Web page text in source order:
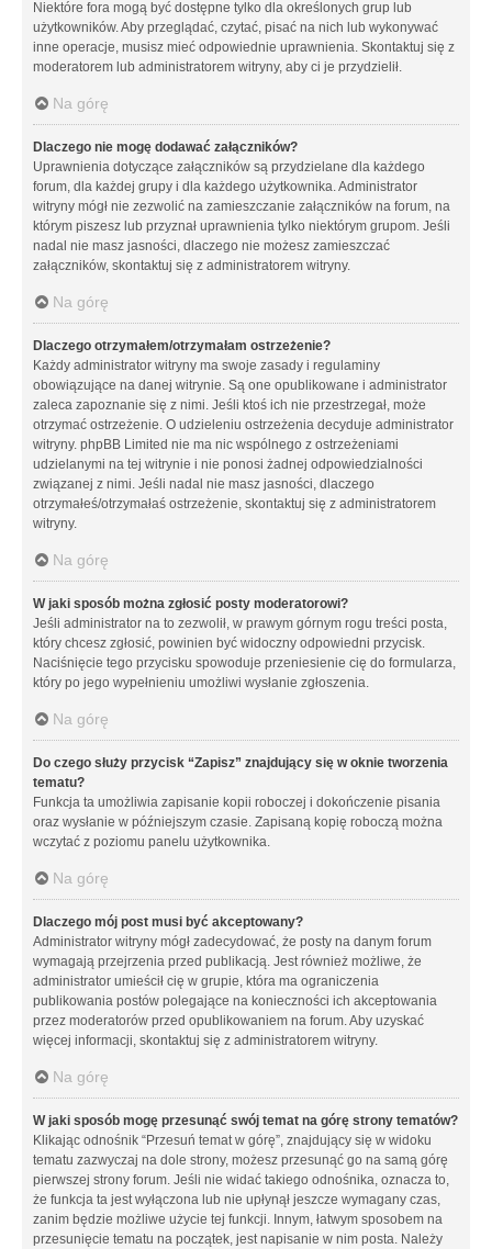
Niektóre fora mogą być dostępne tylko dla określonych grup lub
użytkowników. Aby przeglądać, czytać, pisać na nich lub wykonywać
inne operacje, musisz mieć odpowiednie uprawnienia. Skontaktuj się z
moderatorem lub administratorem witryny, aby ci je przydzielił.
Na górę
Dlaczego nie mogę dodawać załączników?
Uprawnienia dotyczące załączników są przydzielane dla każdego
forum, dla każdej grupy i dla każdego użytkownika. Administrator
witryny mógł nie zezwolić na zamieszczanie załączników na forum, na
którym piszesz lub przyznał uprawnienia tylko niektórym grupom. Jeśli
nadal nie masz jasności, dlaczego nie możesz zamieszczać
załączników, skontaktuj się z administratorem witryny.
Na górę
Dlaczego otrzymałem/otrzymałam ostrzeżenie?
Każdy administrator witryny ma swoje zasady i regulaminy
obowiązujące na danej witrynie. Są one opublikowane i administrator
zaleca zapoznanie się z nimi. Jeśli ktoś ich nie przestrzegał, może
otrzymać ostrzeżenie. O udzieleniu ostrzeżenia decyduje administrator
witryny. phpBB Limited nie ma nic wspólnego z ostrzeżeniami
udzielanymi na tej witrynie i nie ponosi żadnej odpowiedzialności
związanej z nimi. Jeśli nadal nie masz jasności, dlaczego
otrzymałeś/otrzymałaś ostrzeżenie, skontaktuj się z administratorem
witryny.
Na górę
W jaki sposób można zgłosić posty moderatorowi?
Jeśli administrator na to zezwolił, w prawym górnym rogu treści posta,
który chcesz zgłosić, powinien być widoczny odpowiedni przycisk.
Naciśnięcie tego przycisku spowoduje przeniesienie cię do formularza,
który po jego wypełnieniu umożliwi wysłanie zgłoszenia.
Na górę
Do czego służy przycisk “Zapisz” znajdujący się w oknie tworzenia
tematu?
Funkcja ta umożliwia zapisanie kopii roboczej i dokończenie pisania
oraz wysłanie w późniejszym czasie. Zapisaną kopię roboczą można
wczytać z poziomu panelu użytkownika.
Na górę
Dlaczego mój post musi być akceptowany?
Administrator witryny mógł zadecydować, że posty na danym forum
wymagają przejrzenia przed publikacją. Jest również możliwe, że
administrator umieścił cię w grupie, która ma ograniczenia
publikowania postów polegające na konieczności ich akceptowania
przez moderatorów przed opublikowaniem na forum. Aby uzyskać
więcej informacji, skontaktuj się z administratorem witryny.
Na górę
W jaki sposób mogę przesunąć swój temat na górę strony tematów?
Klikając odnośnik “Przesuń temat w górę”, znajdujący się w widoku
tematu zazwyczaj na dole strony, możesz przesunąć go na samą górę
pierwszej strony forum. Jeśli nie widać takiego odnośnika, oznacza to,
że funkcja ta jest wyłączona lub nie upłynął jeszcze wymagany czas,
zanim będzie możliwe użycie tej funkcji. Innym, łatwym sposobem na
przesunięcie tematu na początek, jest napisanie w nim posta. Należy